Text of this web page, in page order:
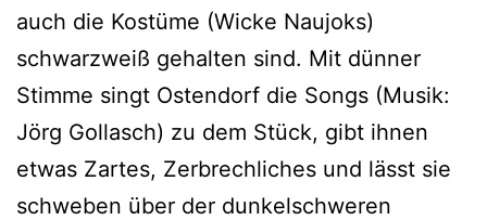
auch die Kostüme (Wicke Naujoks)
schwarzweiß gehalten sind. Mit dünner
Stimme singt Ostendorf die Songs (Musik:
Jörg Gollasch) zu dem Stück, gibt ihnen
etwas Zartes, Zerbrechliches und lässt sie
schweben über der dunkelschweren